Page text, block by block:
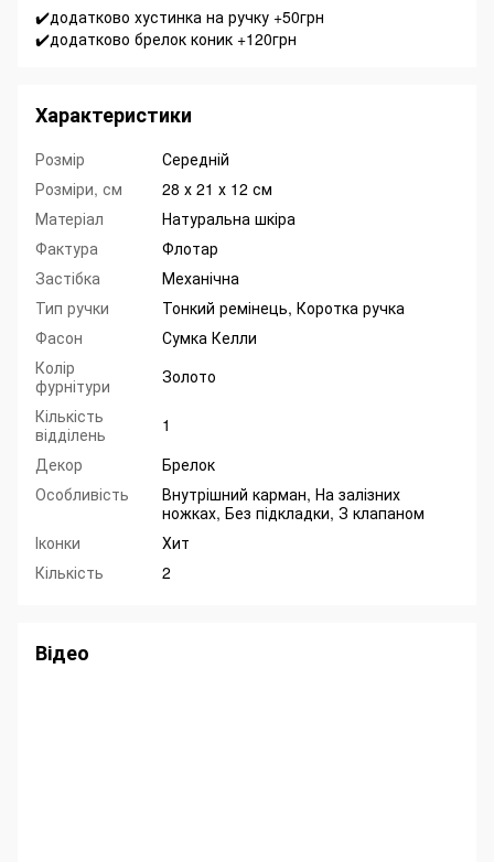
✔️додатково хустинка на ручку +50грн
✔️додатково брелок коник +120грн
Характеристики
Розмір
Середній
Розміри, см
28 х 21 х 12 см
Матеріал
Натуральна шкіра
Фактура
Флотар
Застібка
Механічна
Тип ручки
Тонкий ремінець, Коротка ручка
Фасон
Сумка Келли
Колір
фурнітури
Золото
Кількість
відділень
1
Декор
Брелок
Особливість
Внутрішний карман, На залізних
ножках, Без підкладки, З клапаном
Іконки
Хит
Кількість
2
Відео